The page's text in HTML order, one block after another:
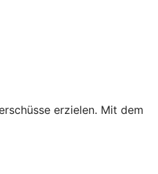
erzielen. Mit dem